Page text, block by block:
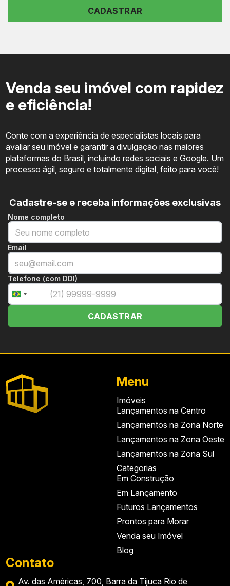
CADASTRAR
Venda seu imóvel com rapidez
e eficiência!
Conte com a experiência de especialistas locais para
avaliar seu imóvel e garantir a divulgação nas maiores
plataformas do Brasil, incluindo redes sociais e Google. Um
processo ágil, seguro e totalmente digital, feito para você!
Cadastre-se e receba informações exclusivas
Nome completo
Email
Telefone (com DDI)
Brazil
+55
CADASTRAR
Menu
Imóveis
Lançamentos na Centro
Lançamentos na Zona Norte
Lançamentos na Zona Oeste
Lançamentos na Zona Sul
Categorias
Em Construção
Em Lançamento
Futuros Lançamentos
Prontos para Morar
Venda seu Imóvel
Blog
Contato
Av. das Américas, 700, Barra da Tijuca Rio de